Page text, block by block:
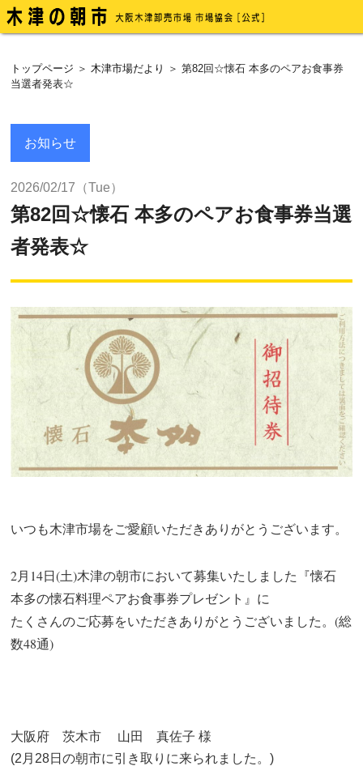
トップページ ＞木津市場だより
＞ 第82回☆懐石 本多のペアお食事券
当選者発表☆
お知らせ
2026/02/17（Tue）
第82回☆懐石 本多のペアお食事券当選
者発表☆
いつも木津市場をご愛顧いただきありがとうございます。
2月14日(土)木津の朝市において募集いたしました『懐石
本多の懐石料理ペアお食事券プレゼント』に
たくさんのご応募をいただきありがとうございました。(総
数48通)
大阪府 茨木市 山田 真佐子 様
(2月28日の朝市に引き取りに来られました。)